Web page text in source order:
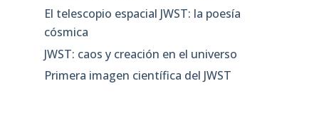
El telescopio espacial JWST: la poesía
cósmica
JWST: caos y creación en el universo
Primera imagen científica del JWST